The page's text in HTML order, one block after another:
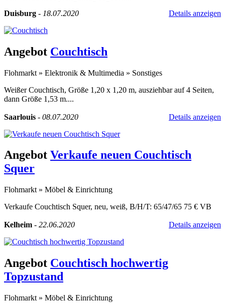
Duisburg - 18.07.2020 Details anzeigen
Angebot Couchtisch
Flohmarkt » Elektronik & Multimedia » Sonstiges
Weißer Couchtisch, Größe 1,20 x 1,20 m, ausziehbar auf 4 Seiten,
dann Größe 1,53 m....
Saarlouis - 08.07.2020 Details anzeigen
Angebot Verkaufe neuen Couchtisch
Squer
Flohmarkt » Möbel & Einrichtung
Verkaufe Couchtisch Squer, neu, weiß, B/H/T: 65/47/65 75 € VB
Kelheim - 22.06.2020 Details anzeigen
Angebot Couchtisch hochwertig
Topzustand
Flohmarkt » Möbel & Einrichtung